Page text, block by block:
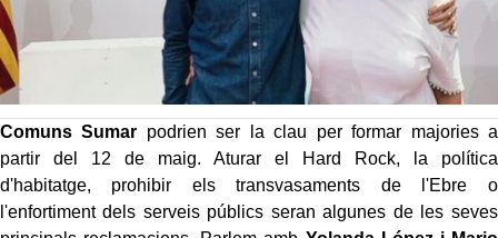
Comuns Sumar podrien ser la clau per formar majories a
partir del 12 de maig. Aturar el Hard Rock, la política
d'habitatge, prohibir els transvasaments de l'Ebre o
l'enfortiment dels serveis públics seran algunes de les seves